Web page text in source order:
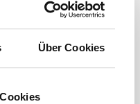
Über Cookies
mit unserem
Informationen zu